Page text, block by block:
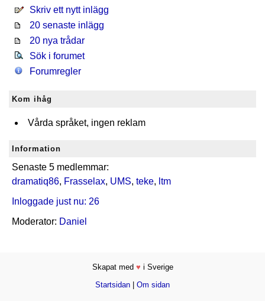
Skriv ett nytt inlägg
20 senaste inlägg
20 nya trådar
Sök i forumet
Forumregler
Kom ihåg
Vårda språket, ingen reklam
Information
Senaste 5 medlemmar:
dramatiq86, Frasselax, UMS, teke, ltm
Inloggade just nu: 26
Moderator: Daniel
Skapat med ♥ i Sverige
Startsidan
Om sidan